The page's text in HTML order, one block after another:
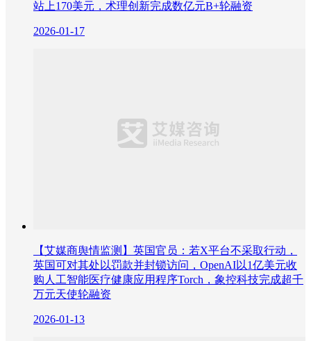
站上170美元，术理创新完成数亿元B+轮融资
2026-01-17
【艾媒商舆情监测】英国官员：若X平台不采取行动，
英国可对其处以罚款并封锁访问，OpenAI以1亿美元收
购人工智能医疗健康应用程序Torch，象控科技完成超千
万元天使轮融资
2026-01-13